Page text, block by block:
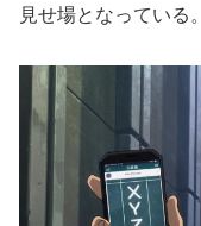
見せ場となっている。